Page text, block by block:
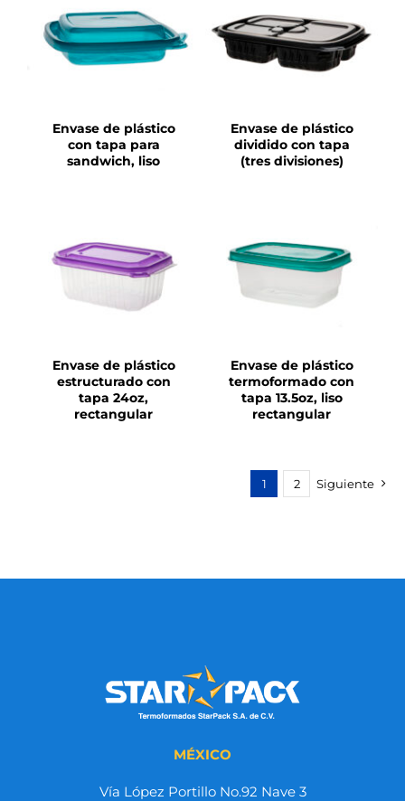
DETALLES
Envase de plástico
con tapa para
sandwich, liso
DETALLES
Envase de plástico
dividido con tapa
(tres divisiones)
DETALLES
Envase de plástico
estructurado con
tapa 24oz,
rectangular
DETALLES
Envase de plástico
termoformado con
tapa 13.5oz, liso
rectangular
1 2 Siguiente
MÉXICO
Vía López Portillo No.92 Nave 3